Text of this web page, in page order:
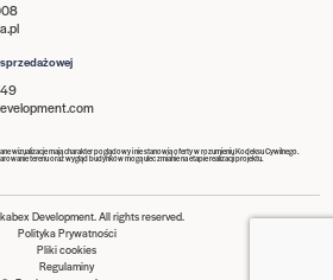
wizualizacje mają charakter poglądowy i nie stanowią oferty w rozumieniu Kodeksu Cywilnego.
terenu oraz wygląd budynków mogą ulec zmianie na etapie realizacji projektu.
Development. All rights reserved.
Polityka Prywatności
Pliki cookies
Regulaminy